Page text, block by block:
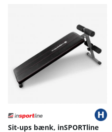
Sit-ups bænk, inSPORTline